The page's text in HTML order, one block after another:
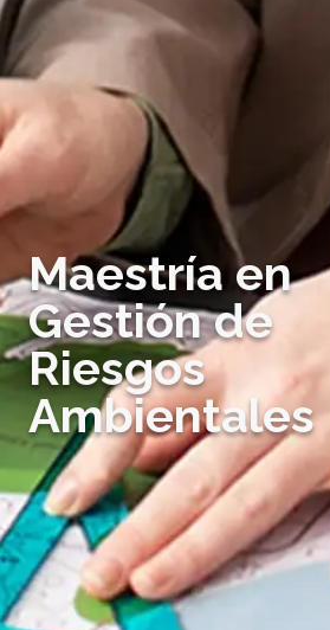
Maestría en
Gestión de
Riesgos
Ambientales